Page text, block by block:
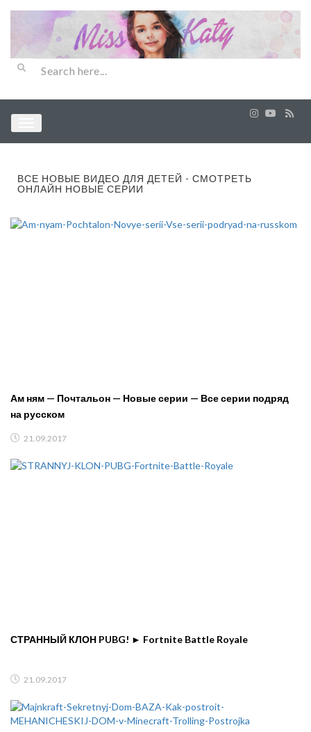
ВСЕ НОВЫЕ ВИДЕО ДЛЯ ДЕТЕЙ - СМОТРЕТЬ
ОНЛАЙН НОВЫЕ СЕРИИ
Ам ням — Почтальон — Новые серии — Все серии подряд
на русском
21.09.2017
СТРАННЫЙ КЛОН PUBG! ► Fortnite Battle Royale
21.09.2017